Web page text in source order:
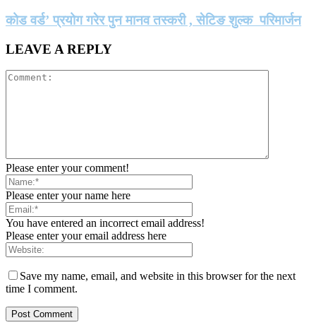
कोड वर्ड’ प्रयोग गरेर पुन मानव तस्करी , सेटिङ शुल्क परिमार्जन
LEAVE A REPLY
Please enter your comment!
Please enter your name here
You have entered an incorrect email address!
Please enter your email address here
Save my name, email, and website in this browser for the next
time I comment.